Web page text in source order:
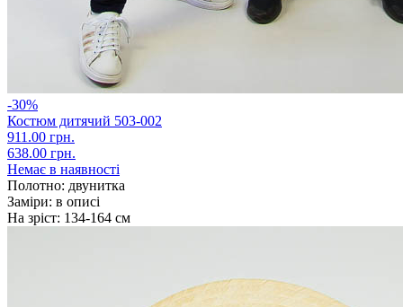
-30%
Костюм дитячий 503-002
911.00 грн.
638.00 грн.
Немає в наявності
Полотно: двунитка
Заміри: в описі
На зріст: 134-164 см